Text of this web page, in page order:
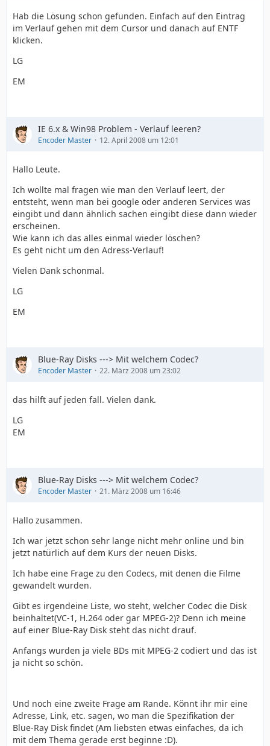
Hab die Lösung schon gefunden. Einfach auf den Eintrag
im Verlauf gehen mit dem Cursor und danach auf ENTF
klicken.
LG
EM
IE 6.x & Win98 Problem - Verlauf leeren?
Encoder Master 12. April 2008 um 12:01
Hallo Leute.
Ich wollte mal fragen wie man den Verlauf leert, der
entsteht, wenn man bei google oder anderen Services was
eingibt und dann ähnlich sachen eingibt diese dann wieder
erscheinen.
Wie kann ich das alles einmal wieder löschen?
Es geht nicht um den Adress-Verlauf!
Vielen Dank schonmal.
LG
EM
Blue-Ray Disks ---> Mit welchem Codec?
Encoder Master 22. März 2008 um 23:02
das hilft auf jeden fall. Vielen dank.
LG
EM
Blue-Ray Disks ---> Mit welchem Codec?
Encoder Master 21. März 2008 um 16:46
Hallo zusammen.
Ich war jetzt schon sehr lange nicht mehr online und bin
jetzt natürlich auf dem Kurs der neuen Disks.
Ich habe eine Frage zu den Codecs, mit denen die Filme
gewandelt wurden.
Gibt es irgendeine Liste, wo steht, welcher Codec die Disk
beinhaltet(VC-1, H.264 oder gar MPEG-2)? Denn ich meine
auf einer Blue-Ray Disk steht das nicht drauf.
Anfangs wurden ja viele BDs mit MPEG-2 codiert und das ist
ja nicht so schön.
Und noch eine zweite Frage am Rande. Könnt ihr mir eine
Adresse, Link, etc. sagen, wo man die Spezifikation der
Blue-Ray Disk findet (Am liebsten etwas einfaches, da ich
mit dem Thema gerade erst beginne :D).